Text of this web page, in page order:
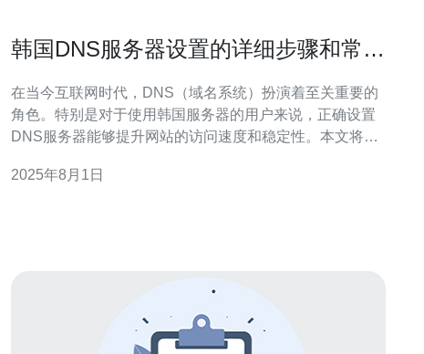
韩国DNS服务器设置的详细步骤和常见
在当今互联网时代，DNS（域名系统）扮演着至关重要的
角色。特别是对于使用韩国服务器的用户来说，正确设置
DNS服务器能够提升网站的访问速度和稳定性。本文将为
题，帮助您更好地管理自己的服务器和域名。 首先，我们
2025年8月1日